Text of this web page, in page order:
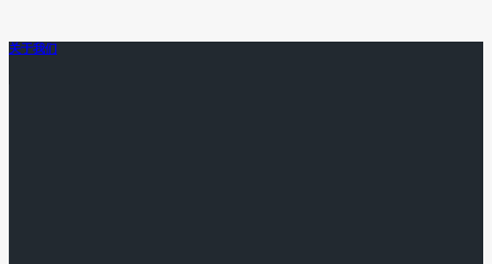
关于我们